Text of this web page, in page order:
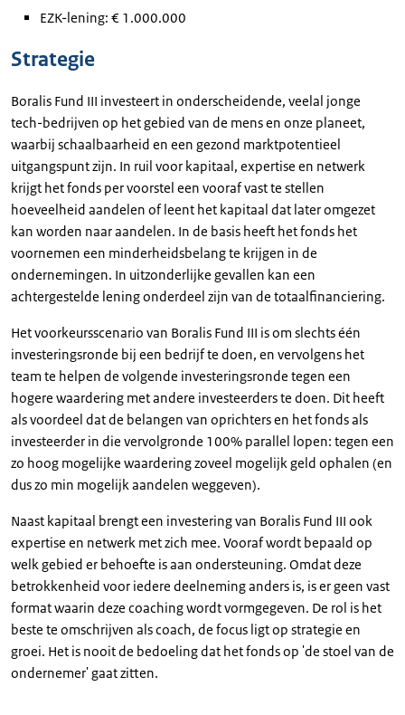
EZK-lening: € 1.000.000
Strategie
Boralis Fund III investeert in onderscheidende, veelal jonge
tech-bedrijven op het gebied van de mens en onze planeet,
waarbij schaalbaarheid en een gezond marktpotentieel
uitgangspunt zijn. In ruil voor kapitaal, expertise en netwerk
krijgt het fonds per voorstel een vooraf vast te stellen
hoeveelheid aandelen of leent het kapitaal dat later omgezet
kan worden naar aandelen. In de basis heeft het fonds het
voornemen een minderheidsbelang te krijgen in de
ondernemingen. In uitzonderlijke gevallen kan een
achtergestelde lening onderdeel zijn van de totaalfinanciering.
Het voorkeursscenario van Boralis Fund III is om slechts één
investeringsronde bij een bedrijf te doen, en vervolgens het
team te helpen de volgende investeringsronde tegen een
hogere waardering met andere investeerders te doen. Dit heeft
als voordeel dat de belangen van oprichters en het fonds als
investeerder in die vervolgronde 100% parallel lopen: tegen een
zo hoog mogelijke waardering zoveel mogelijk geld ophalen (en
dus zo min mogelijk aandelen weggeven).
Naast kapitaal brengt een investering van Boralis Fund III ook
expertise en netwerk met zich mee. Vooraf wordt bepaald op
welk gebied er behoefte is aan ondersteuning. Omdat deze
betrokkenheid voor iedere deelneming anders is, is er geen vast
format waarin deze coaching wordt vormgegeven. De rol is het
beste te omschrijven als coach, de focus ligt op strategie en
groei. Het is nooit de bedoeling dat het fonds op 'de stoel van de
ondernemer' gaat zitten.